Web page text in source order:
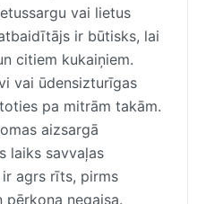
vai lietus
ir būtisks, lai
citiem kukaiņiem.
vai ūdensizturīgas
pa mitrām takām.
aizsargā
laiks savvaļas
agrs rīts, pirms
pērkona negaisa.